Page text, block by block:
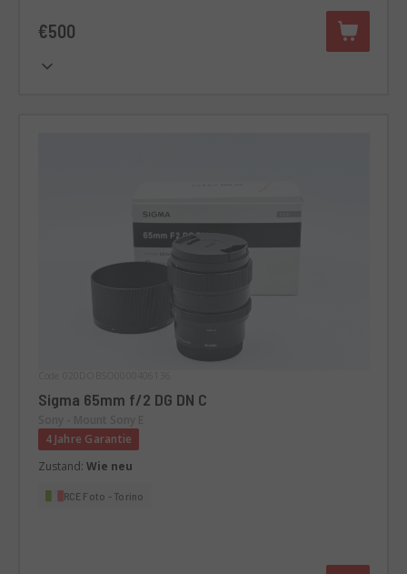
€500
Sigma 65mm f/2 DG DN C
4 Jahre Garantie
Zustand: Wie neu
RCE Foto - Torino